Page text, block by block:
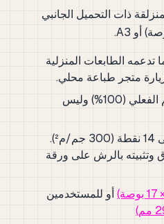
ذات التحميل الجانبي
الطابعات المنزلية
متجر طباعة محلي.
تأكد من أنهم يطبعون بالحجم الفعلي (100%) وليس
أوصي بورق مقوى من 12 إلى 14 نقطة (300 جم/م²).
وتثبيته بالرش على ورقة
أو للمستخدمين